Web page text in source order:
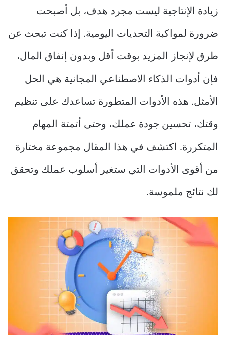
زيادة الإنتاجية ليست مجرد هدف، بل أصبحت
ضرورة لمواكبة التحديات اليومية. إذا كنت تبحث عن
طرق لإنجاز المزيد بوقت أقل وبدون إنفاق المال،
فإن أدوات الذكاء الاصطناعي المجانية هي الحل
الأمثل. هذه الأدوات المتطورة تساعدك على تنظيم
وقتك، تحسين جودة عملك، وحتى أتمتة المهام
المتكررة. اكتشف في هذا المقال مجموعة مختارة
من أقوى الأدوات التي ستغير أسلوب عملك وتحقق
لك نتائج ملموسة.